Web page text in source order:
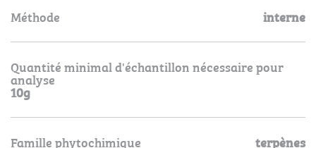
Méthode interne
Quantité minimal d'échantillon nécessaire pour
analyse
10g
Famille phytochimique terpènes